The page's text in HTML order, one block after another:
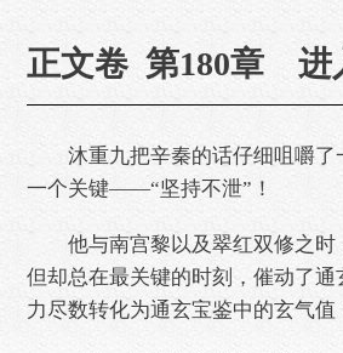
正文卷 第180章 进
沐重九把辛秦的话仔细咀嚼了
一个关键——“坚持不泄”！
他与南宫黎以及翠红双修之时
但却总在最关键的时刻，催动了通
力尽数转化为通玄宝鉴中的玄气值